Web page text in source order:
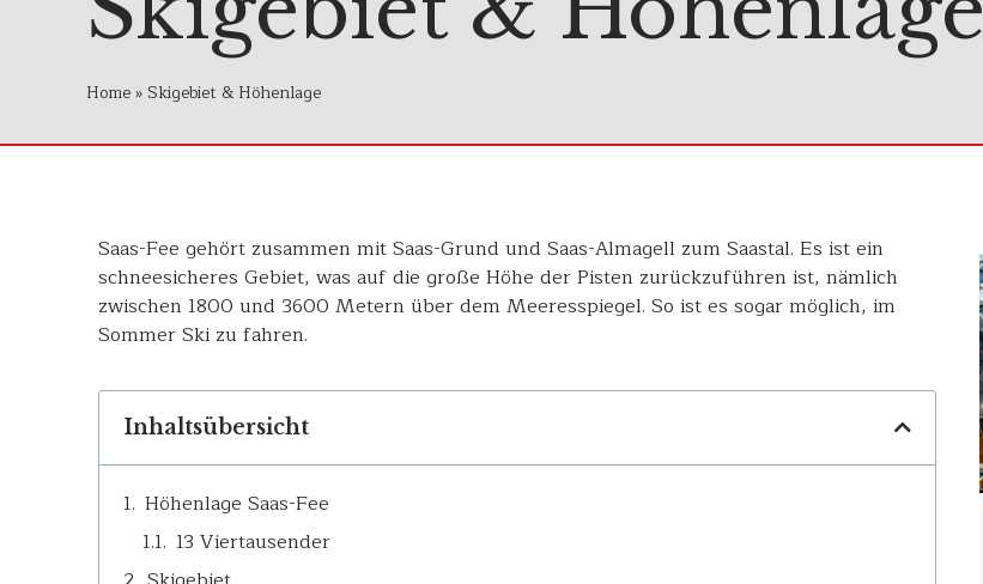
Home» Skigebiet & Höhenlage
Saas-Fee gehört zusammen mit Saas-Grund und Saas-Almagell zum Saastal. Es ist ein
schneesicheres Gebiet, was auf die große Höhe der Pisten zurückzuführen ist, nämlich
zwischen 1800 und 3600 Metern über dem Meeresspiegel. So ist es sogar möglich, im
Sommer Ski zu fahren.
Inhaltsübersicht
Höhenlage Saas-Fee
13 Viertausender